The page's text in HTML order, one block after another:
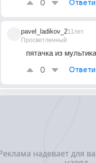
0
pavel_ladikov_2
Просветленный
11лет
пятачка из мультика
0